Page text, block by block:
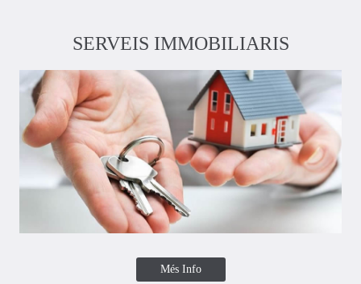
SERVEIS IMMOBILIARIS
Més Info